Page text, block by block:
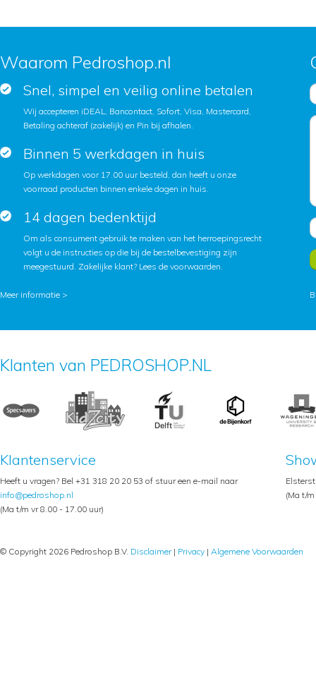
Waarom Pedroshop.nl
Snel, simpel en veilig online betalen
Wij accepteren iDEAL, Bancontact, Sofort, Visa, Mastercard,
Betaling achteraf (zakelijk) en Pin bij afhalen.
Binnen 5 werkdagen in huis
Op werkdagen voor 17.00 uur besteld, dan heeft u onze
voorraad producten binnen enkele dagen in huis.
14 dagen bedenktijd
Om als consument gebruik te maken van het herroepingsrecht
volgt u de instructies op die bij de bestelbevestiging zijn
meegestuurd. Zakelijke klant? Lees de voorwaarden.
Meer informatie >
Klanten van PEDROSHOP.NL
Klantenservice
Heeft u vragen? Bel +31 318 20 20 53 of stuur een e-mail naar
info@pedroshop.nl
(Ma t/m vr 8.00 - 17.00 uur)
(Ma t/
© Copyright 2026 Pedroshop B.V. Disclaimer| Privacy | Algemene Voorwaarden